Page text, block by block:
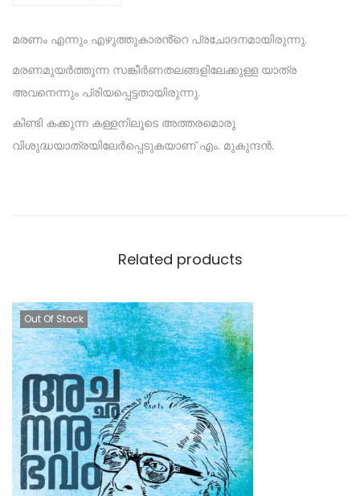
മരണം എന്നും എഴുത്തുകാരൻ്റെ പ്രചോദനമായിരുന്നു.
മരണമുയർത്തുന്ന സങ്കീർണതലങ്ങളിലേക്കുള്ള യാത്ര
അവനെന്നും പ്രിയപ്പെട്ടതായിരുന്നു.
കിണ്ടി കക്കുന്ന കള്ളനിലൂടെ അത്തരമൊരു
വിശുദ്ധയാത്രയിലേർപ്പെടുകയാണ് എം. മുകുന്ദൻ.
Related products
Out Of Stock